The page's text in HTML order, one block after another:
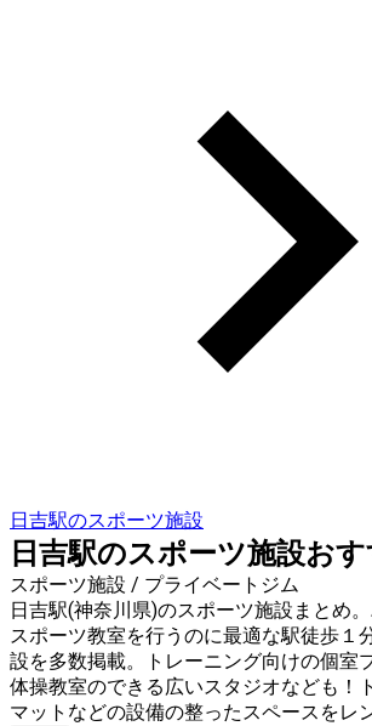
日吉駅のスポーツ施設
日吉駅のスポーツ施設お
スポーツ施設 / プライベートジム
日吉駅(神奈川県)のスポーツ施設まとめ
スポーツ教室を行うのに最適な駅徒歩１
設を多数掲載。トレーニング向けの個室
体操教室のできる広いスタジオなども！
マットなどの設備の整ったスペースをレ